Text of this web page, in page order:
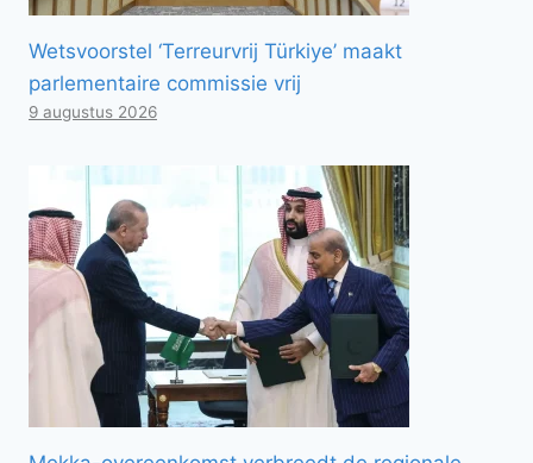
Wetsvoorstel ‘Terreurvrij Türkiye’ maakt
parlementaire commissie vrij
9 augustus 2026